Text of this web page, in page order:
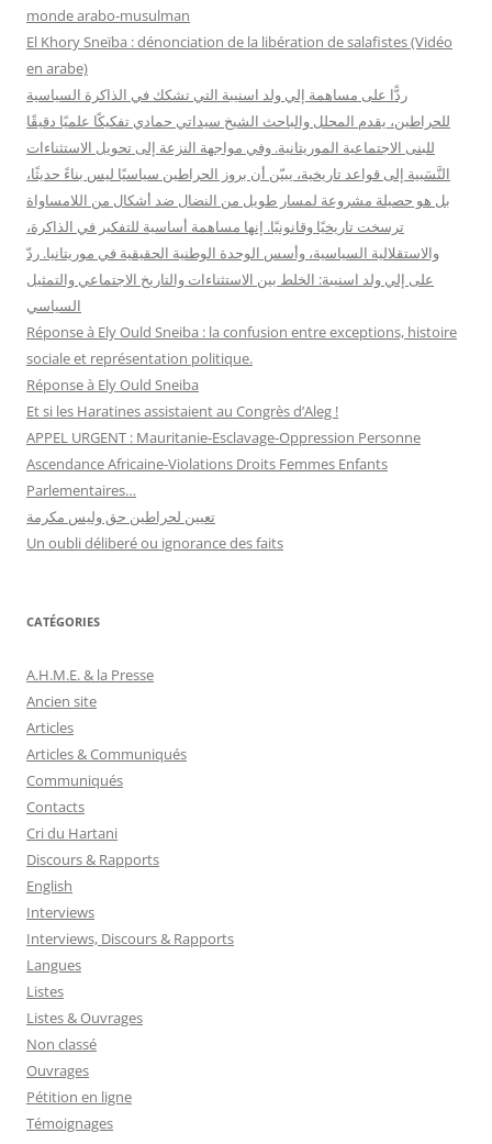
r
monde arabo-musulman
El Khory Sneïba : dénonciation de la libération de salafistes (Vidéo
en arabe)
ردًّا على مساهمة إلي ولد اسنيبة التي تشكك في الذاكرة السياسية
للحراطين، يقدم المحلل والباحث الشيخ سيداتي حمادي تفكيكًا علميًا دقيقًا
للبنى الاجتماعية الموريتانية. وفي مواجهة النزعة إلى تحويل الاستثناءات
النَّسَبية إلى قواعد تاريخية، يبيّن أن بروز الحراطين سياسيًا ليس بناءً حديثًا،
بل هو حصيلة مشروعة لمسار طويل من النضال ضد أشكال من اللامساواة
ترسخت تاريخيًا وقانونيًا. إنها مساهمة أساسية للتفكير في الذاكرة،
والاستقلالية السياسية، وأسس الوحدة الوطنية الحقيقية في موريتانيا. ردّ
على إلي ولد اسنيبة: الخلط بين الاستثناءات والتاريخ الاجتماعي والتمثيل
السياسي
Réponse à Ely Ould Sneiba : la confusion entre exceptions, histoire
sociale et représentation politique.
Réponse à Ely Ould Sneiba
Et si les Haratines assistaient au Congrès d’Aleg !
APPEL URGENT : Mauritanie-Esclavage-Oppression Personne
Ascendance Africaine-Violations Droits Femmes Enfants
Parlementaires…
تعيين لحراطين حق وليس مكرمة
Un oubli déliberé ou ignorance des faits
CATÉGORIES
A.H.M.E. & la Presse
Ancien site
Articles
Articles & Communiqués
Communiqués
Contacts
Cri du Hartani
Discours & Rapports
English
Interviews
Interviews, Discours & Rapports
Langues
Listes
Listes & Ouvrages
Non classé
Ouvrages
Pétition en ligne
Témoignages